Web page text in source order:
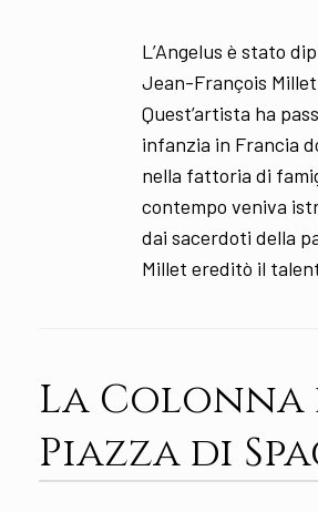
L’Angelus è stato
Jean-François Millet
Quest’artista ha
infanzia in Francia
nella fattoria di
contempo veniva
dai sacerdoti della
Millet ereditò il
La Colonna
Piazza di